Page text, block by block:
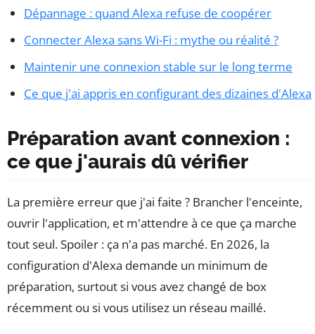
Dépannage : quand Alexa refuse de coopérer
Connecter Alexa sans Wi-Fi : mythe ou réalité ?
Maintenir une connexion stable sur le long terme
Ce que j'ai appris en configurant des dizaines d'Alexa
Préparation avant connexion :
ce que j'aurais dû vérifier
La première erreur que j'ai faite ? Brancher l'enceinte,
ouvrir l'application, et m'attendre à ce que ça marche
tout seul. Spoiler : ça n'a pas marché. En 2026, la
configuration d'Alexa demande un minimum de
préparation, surtout si vous avez changé de box
récemment ou si vous utilisez un réseau maillé.